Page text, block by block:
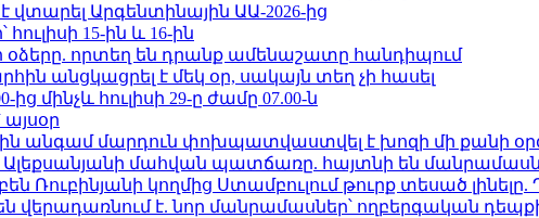
վտարել Արգենտինային ԱԱ-2026-ից
15-ին և 16-ին
որտեղ են դրանք ամենաշատը հանդիպում
անցկացրել է մեկ օր, սակայն տեղ չի հասել
ից մինչև հուլիսի 29-ը ժամը 07.00-ն
այսօր
անգամ մարդուն փոխպատվաստվել է խոզի մի քանի
մահվան պատճառը. հայտնի են
կողմից Ստամբուլում թուրք տեսած լինելը.
վերադառնում է. նոր մանրամասներ՝ ողբերգական